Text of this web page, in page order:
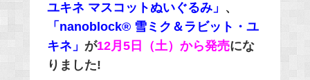
ユキネ マスコットぬいぐるみ」 、
「nanoblock® 雪ミク＆ラビット・ユ
キネ」 が12月5日（土）から発売にな
りました!